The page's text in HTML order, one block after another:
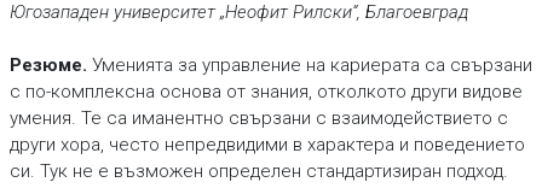
Югозападен университет „Неофит Рилски“, Благоевград
Резюме. Уменията за управление на кариерата са свързани
с по-комплексна основа от знания, отколкото други видове
умения. Те са иманентно свързани с взаимодействието с
други хора, често непредвидими в характера и поведението
си. Тук не е възможен определен стандартизиран подход.